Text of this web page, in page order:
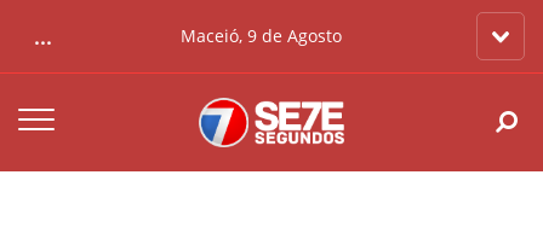
... Maceió, 9 de Agosto